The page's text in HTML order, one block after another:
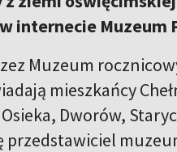
internecie
Muzeum
mieszkańcy
Dworów,